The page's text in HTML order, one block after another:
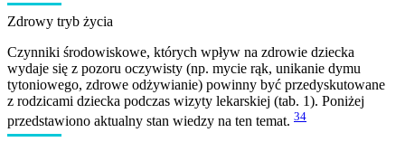
Zdrowy tryb życia
Czynniki środowiskowe, których wpływ na zdrowie dziecka
wydaje się z pozoru oczywisty (np. mycie rąk, unikanie dymu
tytoniowego, zdrowe odżywianie) powinny być przedyskutowane
z rodzicami dziecka podczas wizyty lekarskiej (tab. 1). Poniżej
przedstawiono aktualny stan wiedzy na ten temat. 34